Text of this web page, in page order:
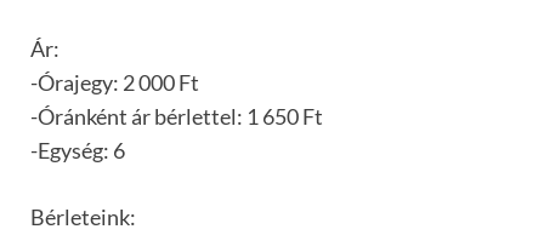
Ár:
-Órajegy: 2 000 Ft
-Óránként ár bérlettel: 1 650 Ft
-Egység: 6
Bérleteink: